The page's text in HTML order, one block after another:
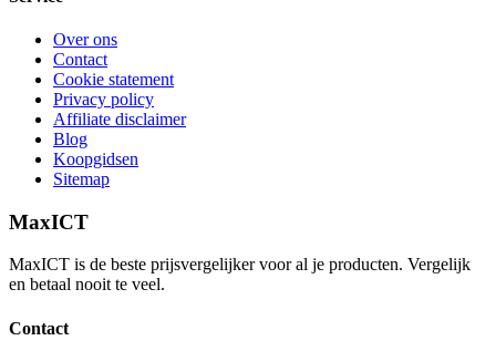
Over ons
Contact
Cookie statement
Privacy policy
Affiliate disclaimer
Blog
Koopgidsen
Sitemap
MaxICT
MaxICT is de beste prijsvergelijker voor al je producten. Vergelijk
en betaal nooit te veel.
Contact